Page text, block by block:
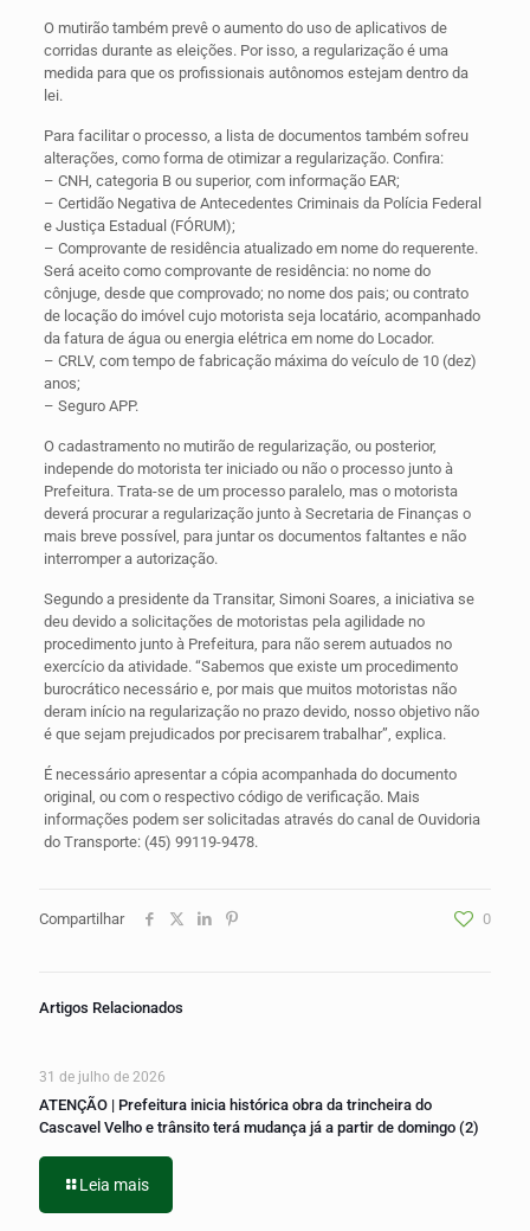
O mutirão também prevê o aumento do uso de aplicativos de
corridas durante as eleições. Por isso, a regularização é uma
medida para que os profissionais autônomos estejam dentro da
lei.
Para facilitar o processo, a lista de documentos também sofreu
alterações, como forma de otimizar a regularização. Confira:
– CNH, categoria B ou superior, com informação EAR;
– Certidão Negativa de Antecedentes Criminais da Polícia Federal
e Justiça Estadual (FÓRUM);
– Comprovante de residência atualizado em nome do requerente.
Será aceito como comprovante de residência: no nome do
cônjuge, desde que comprovado; no nome dos pais; ou contrato
de locação do imóvel cujo motorista seja locatário, acompanhado
da fatura de água ou energia elétrica em nome do Locador.
– CRLV, com tempo de fabricação máxima do veículo de 10 (dez)
anos;
– Seguro APP.
O cadastramento no mutirão de regularização, ou posterior,
independe do motorista ter iniciado ou não o processo junto à
Prefeitura. Trata-se de um processo paralelo, mas o motorista
deverá procurar a regularização junto à Secretaria de Finanças o
mais breve possível, para juntar os documentos faltantes e não
interromper a autorização.
Segundo a presidente da Transitar, Simoni Soares, a iniciativa se
deu devido a solicitações de motoristas pela agilidade no
procedimento junto à Prefeitura, para não serem autuados no
exercício da atividade. “Sabemos que existe um procedimento
burocrático necessário e, por mais que muitos motoristas não
deram início na regularização no prazo devido, nosso objetivo não
é que sejam prejudicados por precisarem trabalhar”, explica.
É necessário apresentar a cópia acompanhada do documento
original, ou com o respectivo código de verificação. Mais
informações podem ser solicitadas através do canal de Ouvidoria
do Transporte: (45) 99119-9478.
Compartilhar 0
Artigos Relacionados
31 de julho de 2026
ATENÇÃO | Prefeitura inicia histórica obra da trincheira do
Cascavel Velho e trânsito terá mudança já a partir de domingo (2)
Leia mais